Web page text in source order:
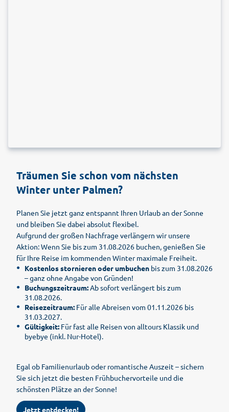
Träumen Sie schon vom nächsten
Winter unter Palmen?
Planen Sie jetzt ganz entspannt Ihren Urlaub an der Sonne
und bleiben Sie dabei absolut flexibel.
Aufgrund der großen Nachfrage verlängern wir unsere
Aktion: Wenn Sie bis zum 31.08.2026 buchen, genießen Sie
für Ihre Reise im kommenden Winter maximale Freiheit.
Kostenlos stornieren oder umbuchen bis zum 31.08.2026
– ganz ohne Angabe von Gründen!
Buchungszeitraum:Ab sofort verlängert bis zum
31.08.2026.
Reisezeitraum: Für alle Abreisen vom 01.11.2026 bis
31.03.2027.
Gültigkeit: Für fast alle Reisen von alltours Klassik und
byebye (inkl. Nur-Hotel).
Egal ob Familienurlaub oder romantische Auszeit – sichern
Sie sich jetzt die besten Frühbuchervorteile und die
schönsten Plätze an der Sonne!
Jetzt entdecken!